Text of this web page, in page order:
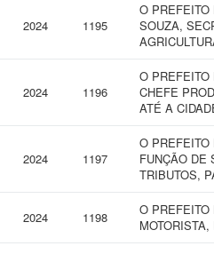
2024 1195
O PREFEITO
SOUZA,
2024 1196
O PREFEITO
CHEFE
ATÉ A
2024 1197
O PREFEITO
FUNÇÃO DE
TRIBUTOS,
2024 1198
O